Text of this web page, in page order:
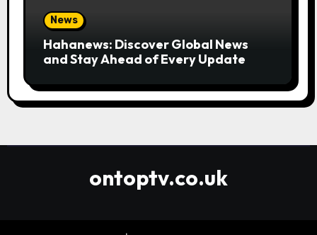
News
Hahanews: Discover Global News
and Stay Ahead of Every Update
ontoptv.co.uk